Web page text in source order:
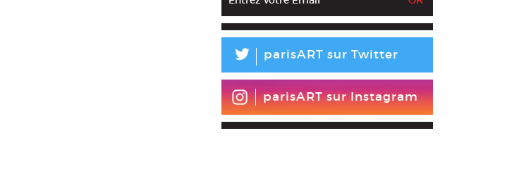
L parisART sur Twitter
parisART sur Instagram